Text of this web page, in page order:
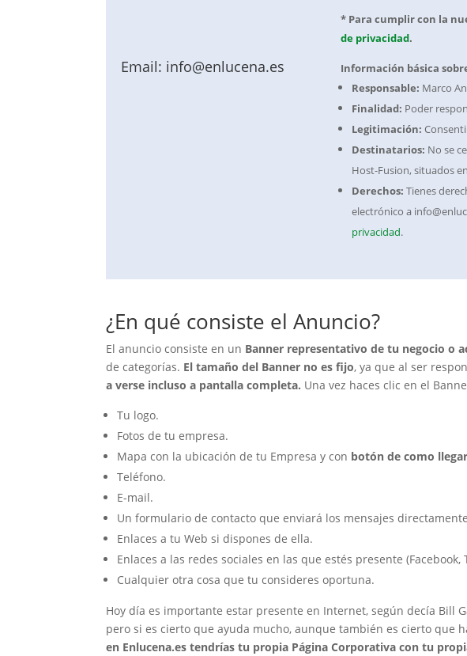
Email: info@enlucena.es
* Para cumplir con la
de privacidad.
Información básica
Responsable: Marco
Finalidad: Poder
Legitimación:
Destinatarios: No se
Host-Fusion, situados
Derechos: Tienes
electrónico a
privacidad.
¿En qué consiste el Anuncio?
El anuncio consiste en un Banner representativo de tu negocio o
de categorías. El tamaño del Banner no es fijo, ya que al ser
a verse incluso a pantalla completa. Una vez haces clic en el
Tu logo.
Fotos de tu empresa.
Mapa con la ubicación de tu Empresa y con botón de como llegar
Teléfono.
E-mail.
Un formulario de contacto que enviará los mensajes
Enlaces a tu Web si dispones de ella.
Enlaces a las redes sociales en las que estés presente (Facebook,
Cualquier otra cosa que tu consideres oportuna.
Hoy día es importante estar presente en Internet, según decía Bill
pero si es cierto que ayuda mucho, aunque también es cierto que
en Enlucena.es tendrías tu propia Página Corporativa con tu